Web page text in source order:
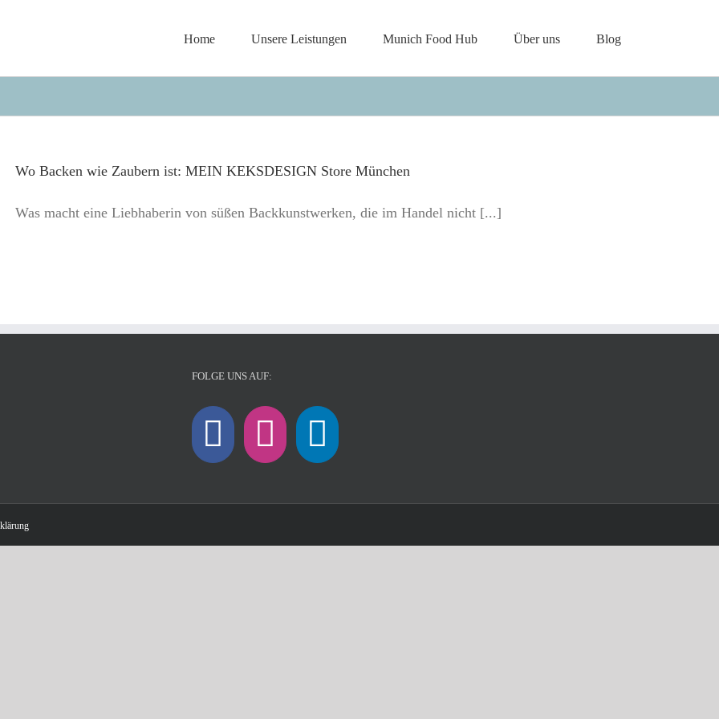
Home Unsere Leistungen Munich Food Hub Über uns Blog
Wo Backen wie Zaubern ist: MEIN KEKSDESIGN Store München
Was macht eine Liebhaberin von süßen Backkunstwerken, die im Handel nicht [...]
FOLGE UNS AUF: